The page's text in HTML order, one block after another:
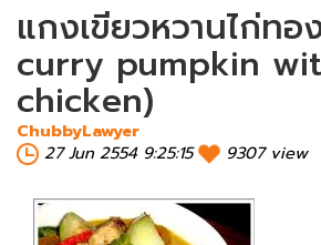
แกงเขียวหวานไก่ทอ
curry pumpkin
chicken)
ChubbyLawyer
27 Jun 2554 9:25:15
9307 view